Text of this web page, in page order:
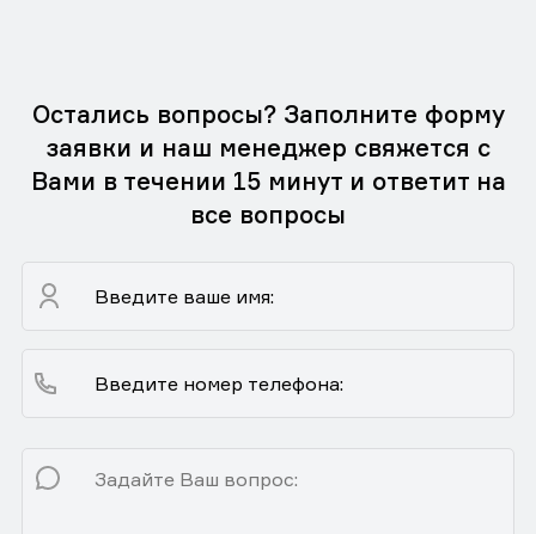
Остались вопросы? Заполните форму
заявки и наш менеджер свяжется с
Вами в течении 15 минут и ответит на
все вопросы